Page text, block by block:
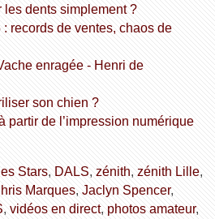
dents simplement ?
records de ventes, chaos de
enragée - Henri de
son chien ?
partir de l’impression numérique
Stars, DALS, zénith, zénith Lille,
Marques, Jaclyn Spencer,
, vidéos en direct, photos amateur,